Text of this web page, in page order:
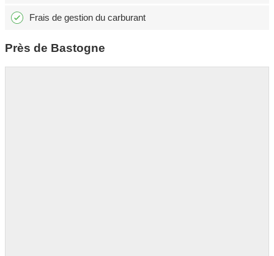
Frais de gestion du carburant
Près de Bastogne